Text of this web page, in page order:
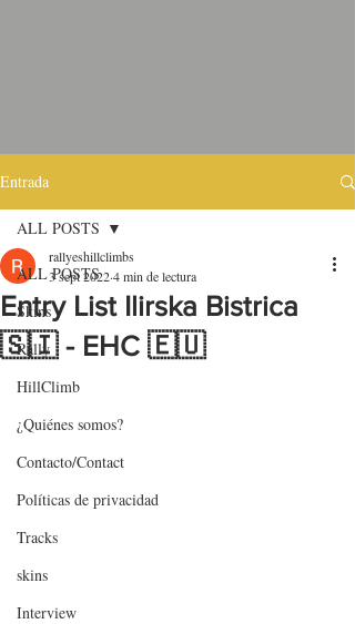
Entrada
ALL POSTS
Skins
Rally
HillClimb
¿Quiénes somos?
Contacto/Contact
Políticas de privacidad
Tracks
skins
Interview
ALL POSTS
Entry List Ilirska Bistrica
🇸🇮 - EHC 🇪🇺
rallyeshillclimbs
3 sept 20224 min de lectura